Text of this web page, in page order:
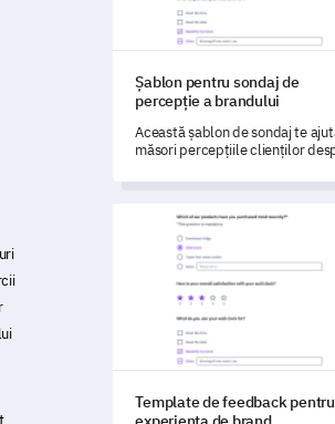
Șablon pentru sondaj de
percepție a brandului
Această șablon de sondaj te
măsori percepțiile clienților
esențiale pentru îmbunătățirea
Template de feedback
Template de feedback pentru